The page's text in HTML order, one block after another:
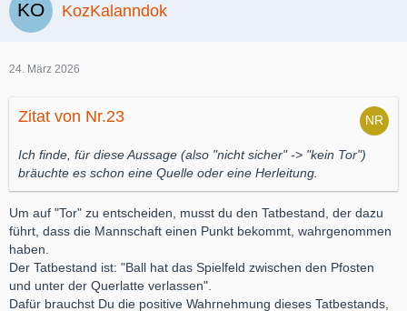
KozKalanndok
24. März 2026
Zitat von Nr.23
Ich finde, für diese Aussage (also "nicht sicher" -> "kein Tor")
bräuchte es schon eine Quelle oder eine Herleitung.
Um auf "Tor" zu entscheiden, musst du den Tatbestand, der dazu
führt, dass die Mannschaft einen Punkt bekommt, wahrgenommen
haben.
Der Tatbestand ist: "Ball hat das Spielfeld zwischen den Pfosten
und unter der Querlatte verlassen".
Dafür brauchst Du die positive Wahrnehmung dieses Tatbestands,